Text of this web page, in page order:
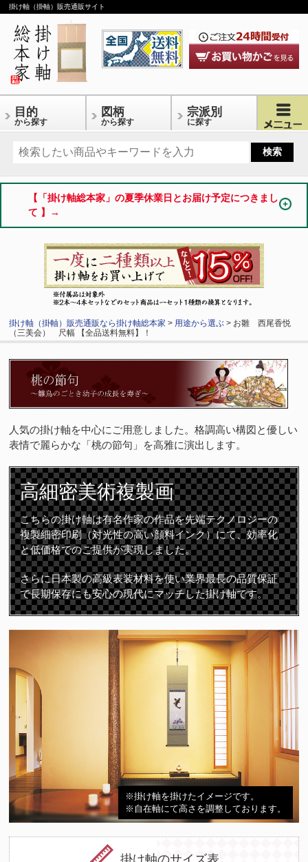
掛け軸（掛軸）販売通販サイト
目的
から探す
図柄
から探す
宗派別
に探す
【「掛け軸総本家」の夏季休業日とお届け予定につきまし
て 】→
掛け軸（掛軸）販売通販なら掛け軸総本家 > 用途から選ぶ > お雛 西尾香悦
（三美会） 尺幅 【全品送料無料】！
人気の掛け軸を中心にご用意しました。格調高い構図と優しい
表情で麗らかな「桃の節句」を高雅に演出します。
高細密美術複製画
こちらの掛け軸は有名作家の作品を先端テクノロジーの
複製細密印刷（対光性の高い顔料インク）にて、効率化
と低価格でのご提供が実現しました。
さらに日本製の高級表装材料を使い業界最長の品質保証
で長期保存にも安心の現代にマッチした掛け軸です。
※掛け軸を掛けたイメージです。
※自在軸にて高さを調整しております。